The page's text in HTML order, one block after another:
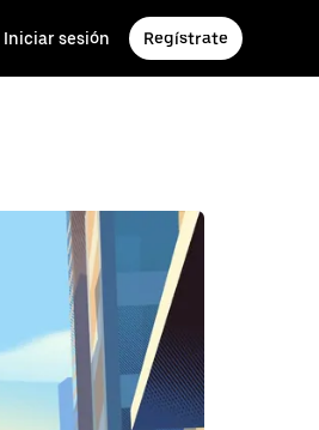
Iniciar sesión Regístrate